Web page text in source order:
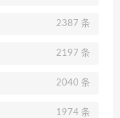
2387 条
2197 条
2040 条
1974 条